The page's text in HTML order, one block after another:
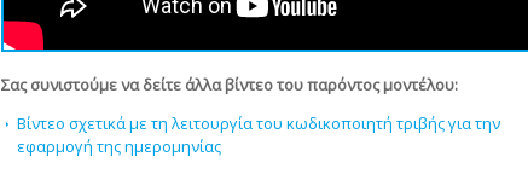
Σας συνιστούμε να δείτε άλλα βίντεο του παρόντος μοντέλου:
Βίντεο σχετικά με τη λειτουργία του κωδικοποιητή τριβής για την
εφαρμογή της ημερομηνίας